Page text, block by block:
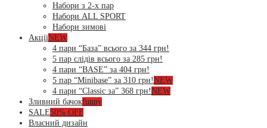
Набори з 2-х пар
Набори ALL SPORT
Набори зимові
АкціїNEW
4 пари “База” всього за 344 грн!
5 пар слідів всього за 285 грн!
4 пари “BASE” за 404 грн!
5 пар “Minibase” за 310 грн!NEW
4 пари “Classic за” 368 грн!NEW
Зливний бачокfunny
SALE50% OFF
Власний дизайн